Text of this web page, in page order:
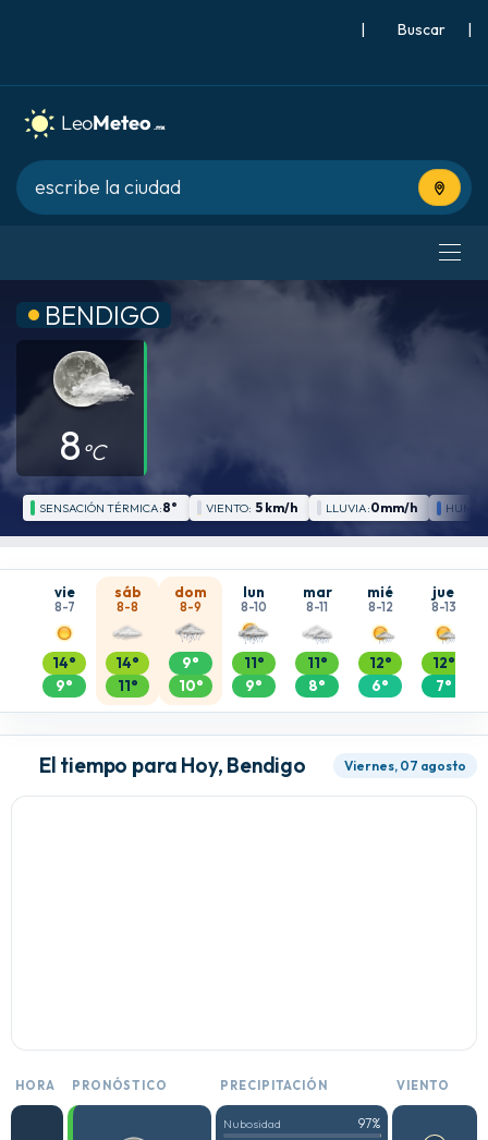
| |
Usa tu
BENDIGO
8 °C
SENSACIÓN TÉRMICA:8° VIENTO: 5 km/h LLUVIA:0mm/h
vie
8-7
14°
9°
sáb
8-8
14°
11°
dom
8-9
9°
10°
lun
8-10
11°
9°
mar
8-11
11°
8°
mié
8-12
12°
6°
jue
8-13
12°
7°
El tiempo para Hoy, Bendigo Viernes, 07 agosto
HORA PRONÓSTICO PRECIPITACIÓN VIENTO
Nubosidad 97%